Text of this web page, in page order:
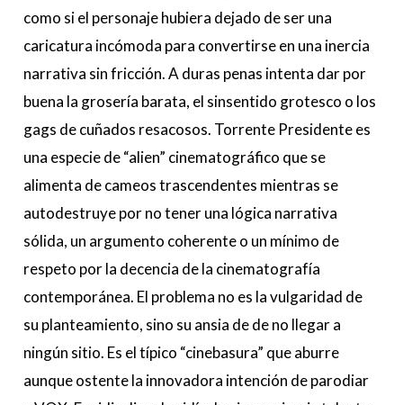
como si el personaje hubiera dejado de ser una
caricatura incómoda para convertirse en una inercia
narrativa sin fricción. A duras penas intenta dar por
buena la grosería barata, el sinsentido grotesco o los
gags de cuñados resacosos. Torrente Presidente es
una especie de “alien” cinematográfico que se
alimenta de cameos trascendentes mientras se
autodestruye por no tener una lógica narrativa
sólida, un argumento coherente o un mínimo de
respeto por la decencia de la cinematografía
contemporánea. El problema no es la vulgaridad de
su planteamiento, sino su ansia de de no llegar a
ningún sitio. Es el típico “cinebasura” que aburre
aunque ostente la innovadora intención de parodiar